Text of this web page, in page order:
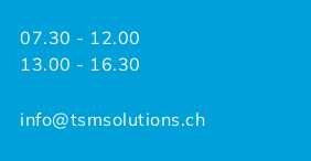
07.30 - 12.00
13.00 - 16.30
info@tsmsolutions.ch